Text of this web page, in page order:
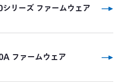
リーズ ファームウェア
ファームウェア